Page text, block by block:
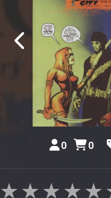
0 0
★
★
★
★
★